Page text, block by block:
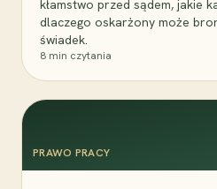
kłamstwo przed sądem, jakie
dlaczego oskarżony może
świadek.
8 min czytania
PRAWO PRACY